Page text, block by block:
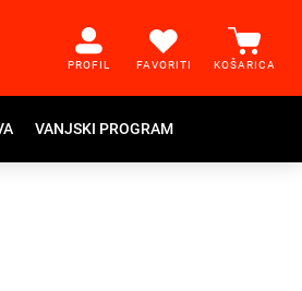
PROFIL FAVORITI KOŠARICA
VANJSKI PROGRAM